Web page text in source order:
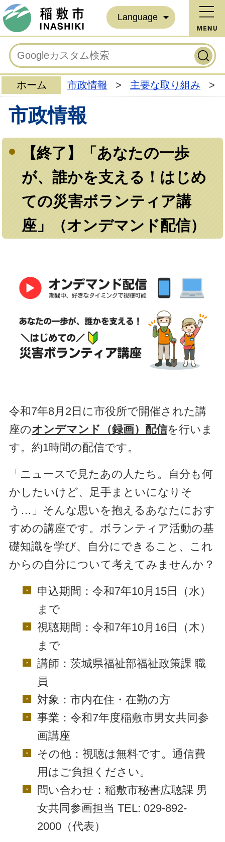
Language
ホーム 市政情報 > 主要な取り組み >
市政情報
【終了】「あなたの一歩
が、誰かを支える！はじめ
ての災害ボランティア講
座」（オンデマンド配信）
令和7年8月2日に市役所で開催された講
座のオンデマンド（録画）配信を行いま
す。約1時間の配信です。
「ニュースで見たあの人たち。自分も何
かしたいけど、足手まといになりそ
う…」そんな思いを抱えるあなたにおす
すめの講座です。ボランティア活動の基
礎知識を学び、自分にできること、これ
からの自分について考えてみませんか？
申込期間：令和7年10月15日（水）
まで
視聴期間：令和7年10月16日（木）
まで
講師：茨城県福祉部福祉政策課 職
員
対象：市内在住・在勤の方
事業：令和7年度稲敷市男女共同参
画講座
その他： 視聴は無料です。通信費
用はご負担ください。
問い合わせ：稲敷市秘書広聴課 男
女共同参画担当 TEL: 029-892-
2000（代表）